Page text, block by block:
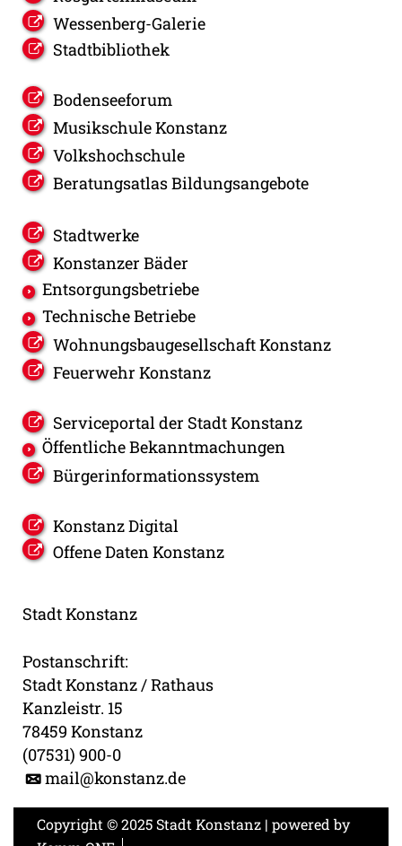
Wessenberg-Galerie
Stadtbibliothek
Bodenseeforum
Musikschule Konstanz
Volkshochschule
Beratungsatlas Bildungsangebote
Stadtwerke
Konstanzer Bäder
Entsorgungsbetriebe
Technische Betriebe
Wohnungsbaugesellschaft Konstanz
Feuerwehr Konstanz
Serviceportal der Stadt Konstanz
Öffentliche Bekanntmachungen
Bürgerinformationssystem
Konstanz Digital
Offene Daten Konstanz
Stadt Konstanz
Postanschrift:
Stadt Konstanz / Rathaus
Kanzleistr. 15
78459 Konstanz
(07531) 900-0
mail@konstanz.de
Copyright © 2025 Stadt Konstanz | powered by